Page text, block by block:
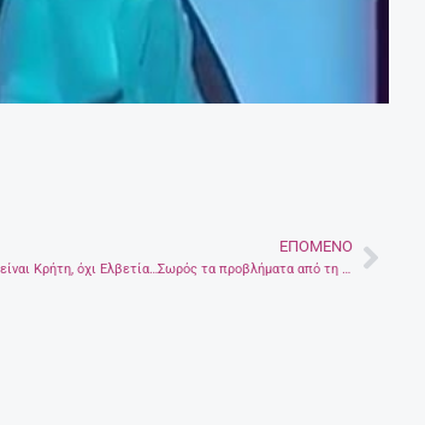
ΕΠΌΜΕΝΟ
Εδώ είναι Κρήτη, όχι Ελβετία…Σωρός τα προβλήματα από τη χιονόπτωση.Next